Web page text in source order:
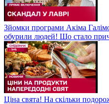
Зйомки програми Акіма
обурили людей! Що стало
Ціна свята! На скільки